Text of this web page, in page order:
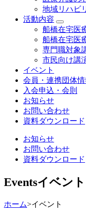
地域リハビ
活動内容
船橋在宅医
船橋在宅医
専門職対象
市民向け講
イベント
会員・連携団体情
入会申込・会則
お知らせ
お問い合わせ
資料ダウンロード
お知らせ
お問い合わせ
資料ダウンロード
Eventsイベント
ホーム>イベント